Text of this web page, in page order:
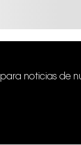
noticias de